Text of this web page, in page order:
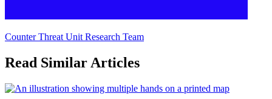
Counter Threat Unit Research Team
Read Similar Articles